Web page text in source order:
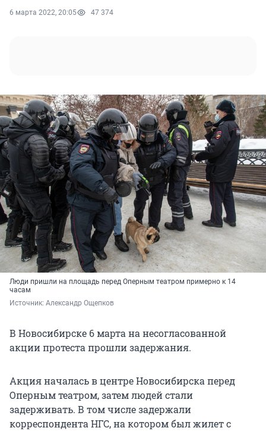
6 марта 2022, 20:05 47 374
Люди пришли на площадь перед Оперным театром примерно к 14
часам
Источник: Александр Ощепков
В Новосибирске 6 марта на несогласованной
акции протеста прошли задержания.
Акция началась в центре Новосибирска перед
Оперным театром, затем людей стали
задерживать. В том числе задержали
корреспондента НГС, на котором был жилет с